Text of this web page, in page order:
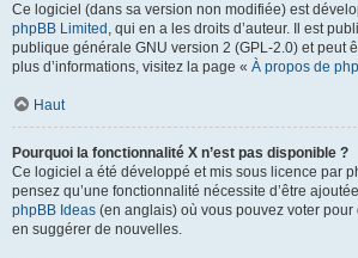
Ce logiciel (dans sa version non modifiée) est
phpBB Limited , qui en a les droits d’auteur. Il est
publique générale GNU version 2 (GPL-2.0) et peut
plus d’informations, visitez la page « À propos de
Haut
Pourquoi la fonctionnalité X n’est pas disponible ?
Ce logiciel a été développé et mis sous licence par
pensez qu’une fonctionnalité nécessite d’être
phpBB Ideas (en anglais) où vous pouvez voter
en suggérer de nouvelles.